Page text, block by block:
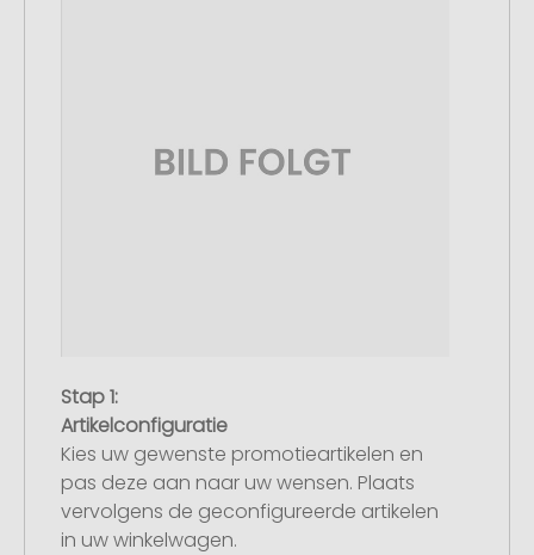
Stap 1:
Artikelconfiguratie
Kies uw gewenste promotieartikelen en
pas deze aan naar uw wensen. Plaats
vervolgens de geconfigureerde artikelen
in uw winkelwagen.